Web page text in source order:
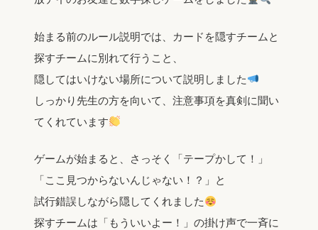
始まる前のルール説明では、カードを隠すチームと
探すチームに別れて行うこと、
隠してはいけない場所について説明しました
しっかり先生の方を向いて、注意事項を真剣に聞い
てくれています
ゲームが始まると、さっそく「テープかして！」
「ここ見つからないんじゃない！？」と
試行錯誤しながら隠してくれました
探すチームは「もういいよー！」の掛け声で一斉に